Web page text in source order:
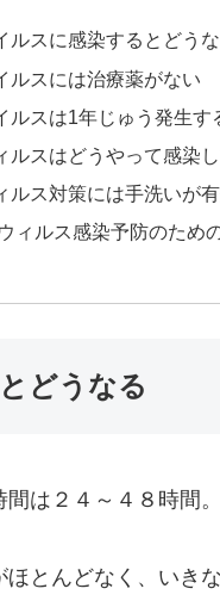
ルスに感染するとどう
ルスには治療薬がない
ルスは1年じゅう発生す
ルスはどうやって感染
ルス対策には手洗いが
ィルス感染予防のため
どうなる
は２４～４８時間。
とんどなく、いき